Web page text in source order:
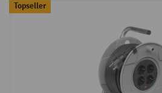
Topseller